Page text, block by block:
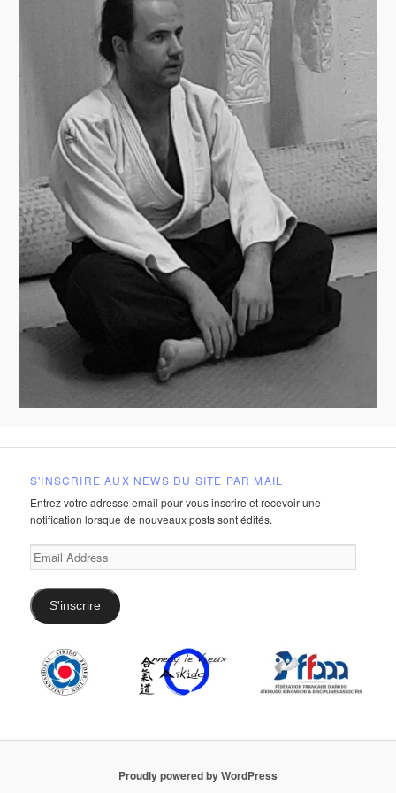
S'INSCRIRE AUX NEWS DU SITE PAR MAIL
Entrez votre adresse email pour vous inscrire et recevoir une
notification lorsque de nouveaux posts sont édités.
Email
Address
S'inscrire
Proudly powered by WordPress